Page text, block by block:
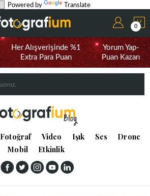
Powered by Translate
0
Her Alışverişinde %1
Extra Para Puan
Yorum Yap-
Puan Kazan
Fotoğraf Video Işık Ses
Drone
Mobil
Etkinlik